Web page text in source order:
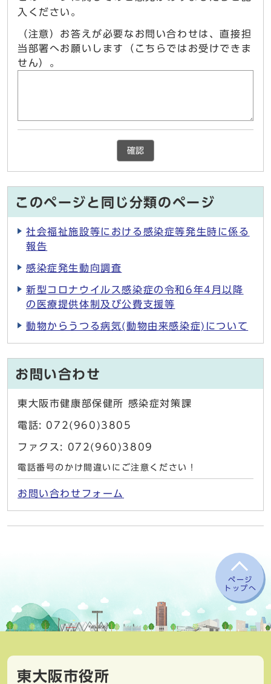
入ください。
（注意）お答えが必要なお問い合わせは、直接担
当部署へお願いします（こちらではお受けできま
せん）。
確認
このページと同じ分類のページ
社会福祉施設等における感染症等発生時に係る
報告
感染症発生動向調査
新型コロナウイルス感染症の令和6年4月以降
の医療提供体制及び公費支援等
動物からうつる病気(動物由来感染症)について
お問い合わせ
東大阪市健康部保健所 感染症対策課
電話: 072(960)3805
ファクス: 072(960)3809
電話番号のかけ間違いにご注意ください！
お問い合わせフォーム
ページ
トップへ
東大阪市役所